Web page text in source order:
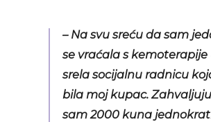
– Na svu sreću da sam
se vraćala s
srela socijalnu radnicu
bila moj kupac.
sam 2000 kuna